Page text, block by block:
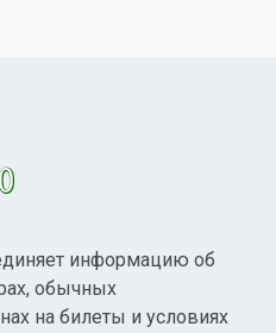
информацию об
обычных
на билеты и условиях